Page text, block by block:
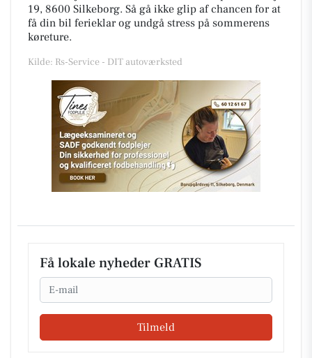
19, 8600 Silkeborg. Så gå ikke glip af chancen for at
få din bil ferieklar og undgå stress på sommerens
køreture.
Kilde: Rs-Service - DIT autoværksted
Få lokale nyheder GRATIS
Email
Tilmeld